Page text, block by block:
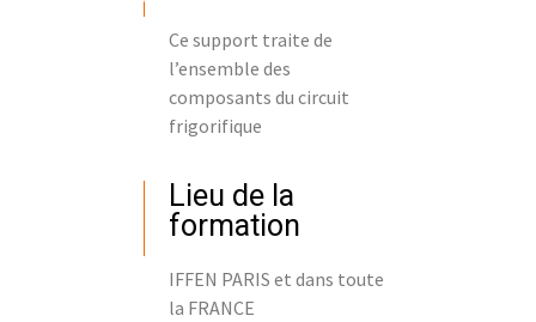
Ce support traite de
l’ensemble des
composants du circuit
frigorifique
Lieu de la
formation
IFFEN PARIS et dans toute
la FRANCE